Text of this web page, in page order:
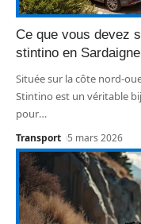
Ce que vous devez
stintino en Sardaigne
Située sur la côte nord-
Stintino est un véritable
pour…
Transport 5 mars 2026